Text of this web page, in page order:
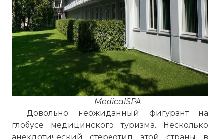
MedicalSPA
Довольно неожиданный фигурант на
глобусе медицинского туризма. Несколько
анекдотический стереотип этой страны в